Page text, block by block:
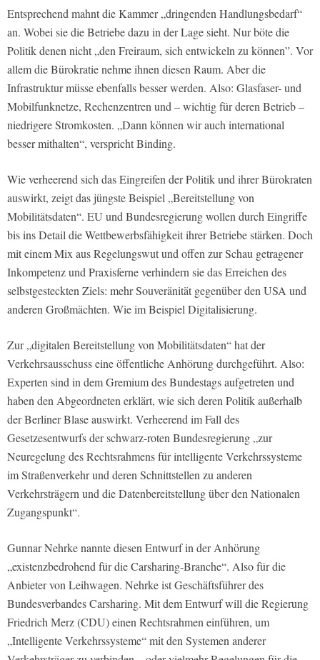
Entsprechend mahnt die Kammer „dringenden Handlungsbedarf“
an. Wobei sie die Betriebe dazu in der Lage sieht. Nur böte die
Politik denen nicht „den Freiraum, sich entwickeln zu können”. Vor
allem die Bürokratie nehme ihnen diesen Raum. Aber die
Infrastruktur müsse ebenfalls besser werden. Also: Glasfaser- und
Mobilfunknetze, Rechenzentren und – wichtig für deren Betrieb –
niedrigere Stromkosten. „Dann können wir auch international
besser mithalten“, verspricht Binding.
Wie verheerend sich das Eingreifen der Politik und ihrer Bürokraten
auswirkt, zeigt das jüngste Beispiel „Bereitstellung von
Mobilitätsdaten“. EU und Bundesregierung wollen durch Eingriffe
bis ins Detail die Wettbewerbsfähigkeit ihrer Betriebe stärken. Doch
mit einem Mix aus Regelungswut und offen zur Schau getragener
Inkompetenz und Praxisferne verhindern sie das Erreichen des
selbstgesteckten Ziels: mehr Souveränität gegenüber den USA und
anderen Großmächten. Wie im Beispiel Digitalisierung.
Zur „digitalen Bereitstellung von Mobilitätsdaten“ hat der
Verkehrsausschuss eine öffentliche Anhörung durchgeführt. Also:
Experten sind in dem Gremium des Bundestags aufgetreten und
haben den Abgeordneten erklärt, wie sich deren Politik außerhalb
der Berliner Blase auswirkt. Verheerend im Fall des
Gesetzesentwurfs der schwarz-roten Bundesregierung „zur
Neuregelung des Rechtsrahmens für intelligente Verkehrssysteme
im Straßenverkehr und deren Schnittstellen zu anderen
Verkehrsträgern und die Datenbereitstellung über den Nationalen
Zugangspunkt“.
Gunnar Nehrke nannte diesen Entwurf in der Anhörung
„existenzbedrohend für die Carsharing-Branche“. Also für die
Anbieter von Leihwagen. Nehrke ist Geschäftsführer des
Bundesverbandes Carsharing. Mit dem Entwurf will die Regierung
Friedrich Merz (CDU) einen Rechtsrahmen einführen, um
„Intelligente Verkehrssysteme“ mit den Systemen anderer